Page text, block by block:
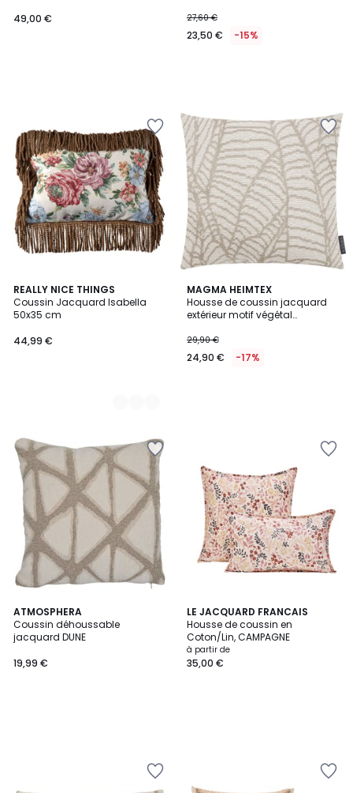
49,00 €
27,60 €
23,50 € -15%
REALLY NICE THINGS
Coussin Jacquard Isabella
50x35 cm
44,99 €
3
Couleurs
MAGMA HEIMTEX
Housse de coussin jacquard
extérieur motif végétal
29,90 €
24,90 € -17%
ATMOSPHERA
Coussin déhoussable
jacquard DUNE
19,99 €
LE JACQUARD FRANCAIS
Housse de coussin en
Coton/Lin, CAMPAGNE
à partir de
35,00 €